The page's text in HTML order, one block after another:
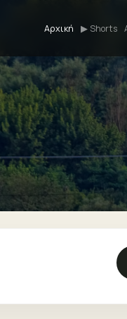
Αρχική ▶ Shorts